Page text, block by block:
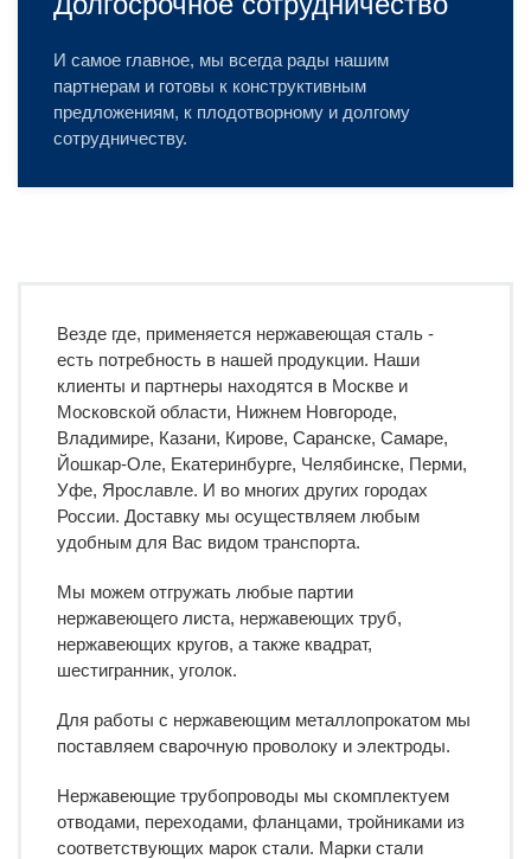
И самое главное, мы всегда рады нашим
партнерам и готовы к конструктивным
предложениям, к плодотворному и долгому
сотрудничеству.
Везде где, применяется нержавеющая сталь -
есть потребность в нашей продукции. Наши
клиенты и партнеры находятся в Москве и
Московской области, Нижнем Новгороде,
Владимире, Казани, Кирове, Саранске, Самаре,
Йошкар-Оле, Екатеринбурге, Челябинске, Перми,
Уфе, Ярославле. И во многих других городах
России. Доставку мы осуществляем любым
удобным для Вас видом транспорта.
Мы можем отгружать любые партии
нержавеющего листа, нержавеющих труб,
нержавеющих кругов, а также квадрат,
шестигранник, уголок.
Для работы с нержавеющим металлопрокатом мы
поставляем сварочную проволоку и электроды.
Нержавеющие трубопроводы мы скомплектуем
отводами, переходами, фланцами, тройниками из
соответствующих марок стали. Марки стали